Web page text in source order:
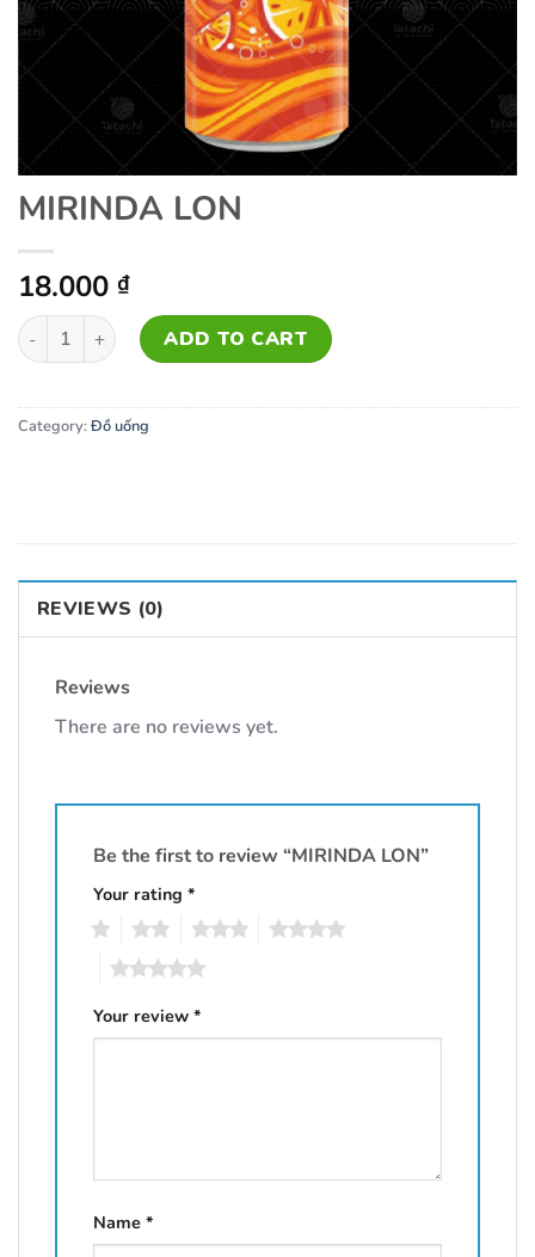
MIRINDA LON
18.000 ₫
MIRINDA LON quantityADD TO CART
Category:Đồ uống
REVIEWS (0)
Reviews
There are no reviews yet.
Be the first to review “MIRINDA LON”
Your rating *
Your review *
Name *